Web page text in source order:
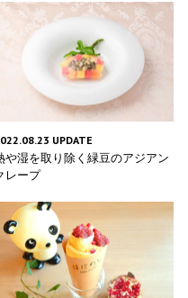
UPDATE
や湿を取り除く緑豆のアジアン
レープ